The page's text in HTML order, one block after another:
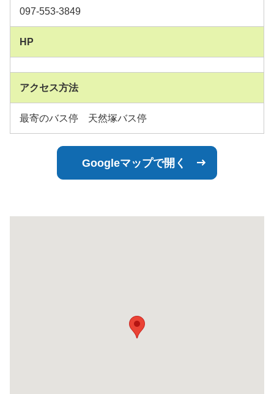
097-553-3849
HP
アクセス方法
最寄のバス停 天然塚バス停
Googleマップで開く